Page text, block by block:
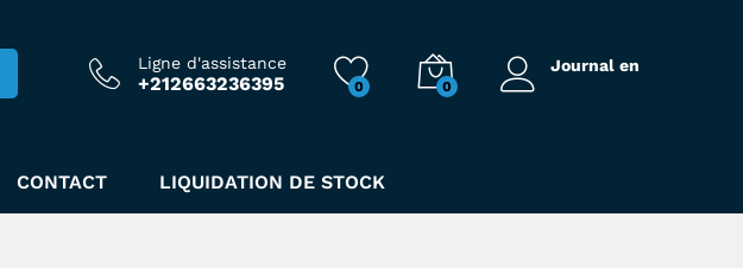
Ligne d'assistance
+212663236395 0 0
Journal en
CONTACT LIQUIDATION DE STOCK